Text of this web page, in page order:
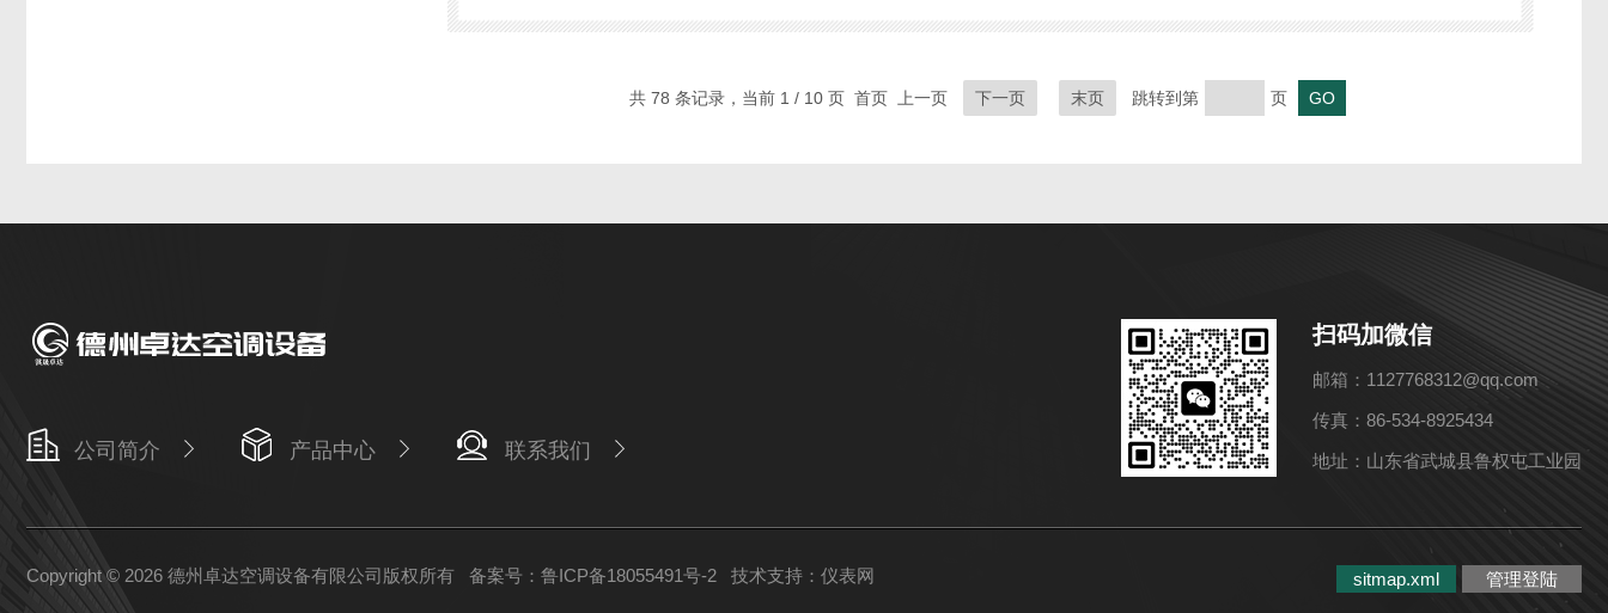
共 78 条记录，当前 1 / 10 页 首页 上一页 下一页 末页 跳转到第 页
公司简介 产品中心 联系我们
扫码加微信
邮箱：1127768312@qq.com
传真：86-534-8925434
地址：山东省武城县鲁权屯工业园
Copyright © 2026 德州卓达空调设备有限公司版权所有 备案号：鲁ICP备18055491号-2 技术支持： 仪表网 sitmap.xml 管理登陆